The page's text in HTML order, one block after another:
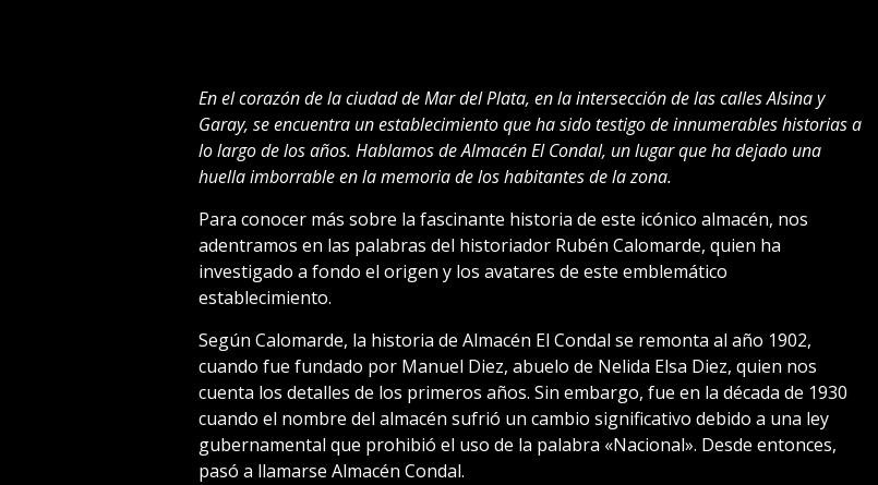
En el corazón de la ciudad de Mar del Plata, en la intersección de las calles Alsina y
Garay, se encuentra un establecimiento que ha sido testigo de innumerables historias a
lo largo de los años. Hablamos de Almacén El Condal, un lugar que ha dejado una
huella imborrable en la memoria de los habitantes de la zona.
Para conocer más sobre la fascinante historia de este icónico almacén, nos
adentramos en las palabras del historiador Rubén Calomarde, quien ha
investigado a fondo el origen y los avatares de este emblemático
establecimiento.
Según Calomarde, la historia de Almacén El Condal se remonta al año 1902,
cuando fue fundado por Manuel Diez, abuelo de Nelida Elsa Diez, quien nos
cuenta los detalles de los primeros años. Sin embargo, fue en la década de 1930
cuando el nombre del almacén sufrió un cambio significativo debido a una ley
gubernamental que prohibió el uso de la palabra «Nacional». Desde entonces,
pasó a llamarse Almacén Condal.